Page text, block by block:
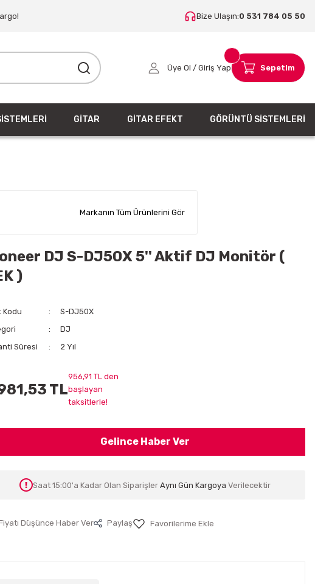
Bize Ulaşın:0 531 784 05 50
Üye Ol / Giriş Yap Sepetim
GİTAR GİTAR EFEKT GÖRÜNTÜ SİSTEMLERİ
Markanın Tüm Ürünlerini Gör
DJ S-DJ50X 5'' Aktif DJ Monitör (
)
Kodu
S-DJ50X
DJ
Süresi
2 Yıl
TL
956,91 TL den
başlayan
taksitlerle!
Gelince Haber Ver
Saat 15:00'a Kadar Olan Siparişler Aynı Gün Kargoya Verilecektir
Düşünce Haber Ver Paylaş